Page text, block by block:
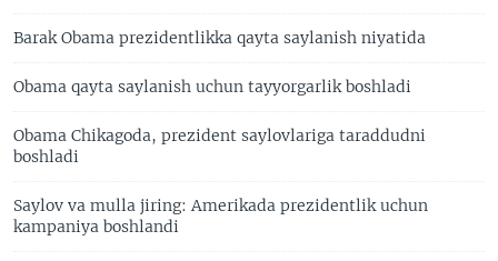
Barak Obama prezidentlikka qayta saylanish niyatida
Obama qayta saylanish uchun tayyorgarlik boshladi
Obama Chikagoda, prezident saylovlariga taraddudni
boshladi
Saylov va mulla jiring: Amerikada prezidentlik uchun
kampaniya boshlandi